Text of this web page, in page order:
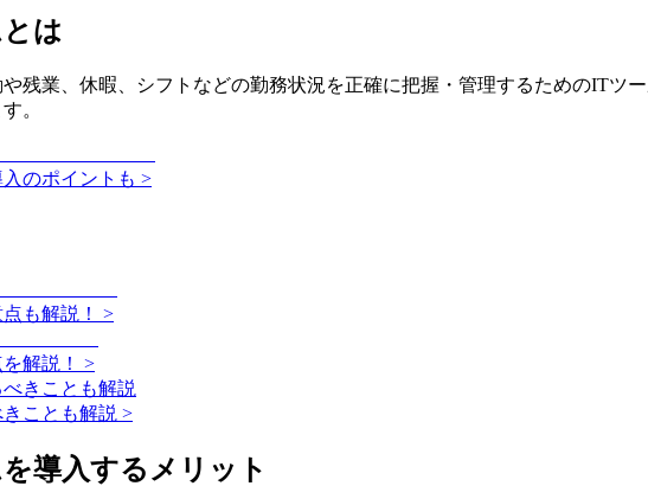
は
残業、休暇、シフトなどの勤務状況を正確に把握・管理するためのITツ
。
のポイントも >
も解説！ >
解説！ >
ことも解説 >
導入するメリット